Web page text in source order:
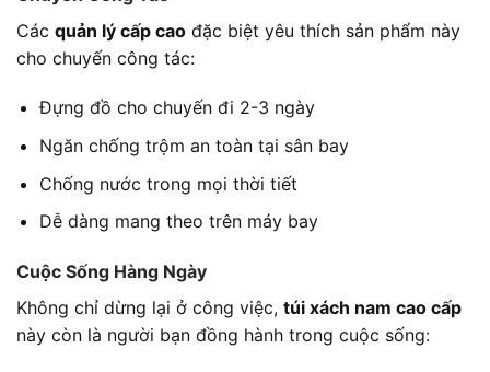
Các quản lý cấp cao đặc biệt yêu thích sản phẩm này
cho chuyến công tác:
Đựng đồ cho chuyến đi 2-3 ngày
Ngăn chống trộm an toàn tại sân bay
Chống nước trong mọi thời tiết
Dễ dàng mang theo trên máy bay
Cuộc Sống Hàng Ngày
Không chỉ dừng lại ở công việc, túi xách nam cao cấp
này còn là người bạn đồng hành trong cuộc sống: